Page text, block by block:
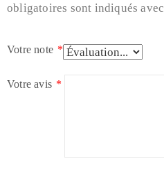
obligatoires sont indiqués avec
Votre note *
Votre avis *